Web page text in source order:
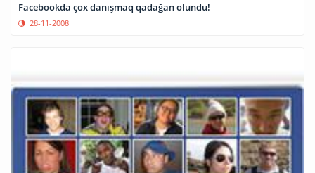
Facebookda çox danışmaq qadağan olundu!
28-11-2008